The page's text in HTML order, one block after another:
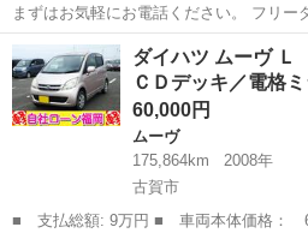
まずはお気軽にお電話ください。 フリーダイヤル 0066-9706-6173 ★
ラインID:@443feups★ https://lin.ee/JPpMU2h ■当社グルー
報■ htt...
宮崎市 日向住吉駅 キャ
ダイハツ ムーヴ
ＣＤデッキ／電格
60,000円
ムーヴ
175,864km
2008年
古賀市
■ 支払総額: 9万円 ■ 車両本体価格： 60,000 円 ■ メーカー